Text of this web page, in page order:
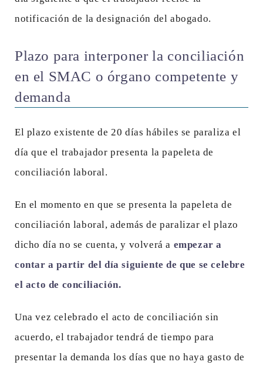
notificación de la designación del abogado.
Plazo para interponer la conciliación
en el SMAC o órgano competente y
demanda
El plazo existente de 20 días hábiles se paraliza el
día que el trabajador presenta la papeleta de
conciliación laboral.
En el momento en que se presenta la papeleta de
conciliación laboral, además de paralizar el plazo
dicho día no se cuenta, y volverá a empezar a
contar a partir del día siguiente de que se celebre
el acto de conciliación.
Una vez celebrado el acto de conciliación sin
acuerdo, el trabajador tendrá de tiempo para
presentar la demanda los días que no haya gasto de